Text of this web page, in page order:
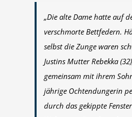
„Die alte Dame hatte auf
verschmorte Bettfedern.
selbst die Zunge waren
Justins Mutter Rebekka
gemeinsam mit ihrem
jährige Ochtendungerin
durch das gekippte